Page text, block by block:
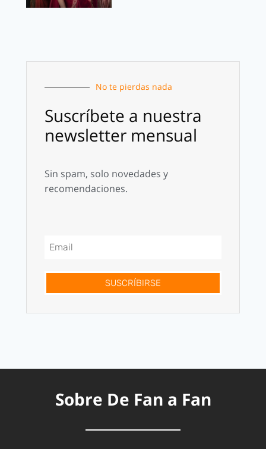
No te pierdas nada
Suscríbete a nuestra
newsletter mensual
Sin spam, solo novedades y
recomendaciones.
SUSCRÍBIRSE
Sobre De Fan a Fan